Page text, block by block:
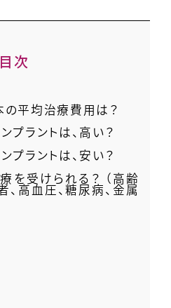
目次
の平均治療費用は？
プラントは、高い？
プラントは、安い？
を受けられる？ （高齢
、高血圧、糖尿病、金属